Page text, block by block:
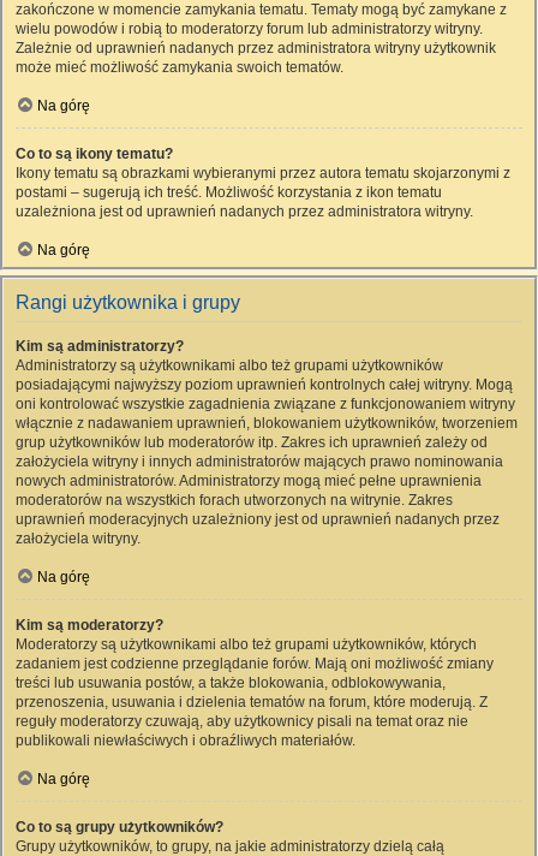
zakończone w momencie zamykania tematu. Tematy mogą być zamykane z
wielu powodów i robią to moderatorzy forum lub administratorzy witryny.
Zależnie od uprawnień nadanych przez administratora witryny użytkownik
może mieć możliwość zamykania swoich tematów.
Na górę
Co to są ikony tematu?
Ikony tematu są obrazkami wybieranymi przez autora tematu skojarzonymi z
postami – sugerują ich treść. Możliwość korzystania z ikon tematu
uzależniona jest od uprawnień nadanych przez administratora witryny.
Na górę
Rangi użytkownika i grupy
Kim są administratorzy?
Administratorzy są użytkownikami albo też grupami użytkowników
posiadającymi najwyższy poziom uprawnień kontrolnych całej witryny. Mogą
oni kontrolować wszystkie zagadnienia związane z funkcjonowaniem witryny
włącznie z nadawaniem uprawnień, blokowaniem użytkowników, tworzeniem
grup użytkowników lub moderatorów itp. Zakres ich uprawnień zależy od
założyciela witryny i innych administratorów mających prawo nominowania
nowych administratorów. Administratorzy mogą mieć pełne uprawnienia
moderatorów na wszystkich forach utworzonych na witrynie. Zakres
uprawnień moderacyjnych uzależniony jest od uprawnień nadanych przez
założyciela witryny.
Na górę
Kim są moderatorzy?
Moderatorzy są użytkownikami albo też grupami użytkowników, których
zadaniem jest codzienne przeglądanie forów. Mają oni możliwość zmiany
treści lub usuwania postów, a także blokowania, odblokowywania,
przenoszenia, usuwania i dzielenia tematów na forum, które moderują. Z
reguły moderatorzy czuwają, aby użytkownicy pisali na temat oraz nie
publikowali niewłaściwych i obraźliwych materiałów.
Na górę
Co to są grupy użytkowników?
Grupy użytkowników, to grupy, na jakie administratorzy dzielą całą